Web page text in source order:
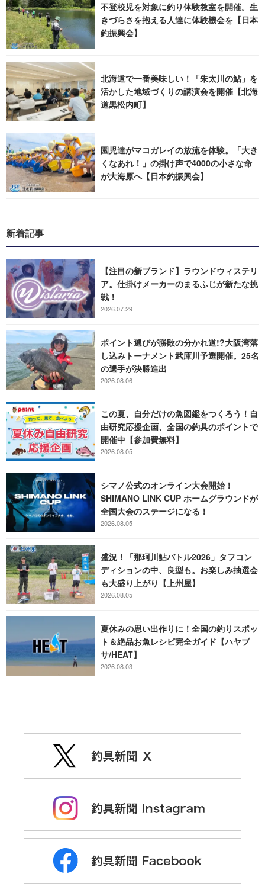
不登校児を対象に釣り体験教室を開催。生
きづらさを抱える人達に体験機会を【日本
釣振興会】
北海道で一番美味しい！「朱太川の鮎」を
活かした地域づくりの講演会を開催【北海
道黒松内町】
園児達がマコガレイの放流を体験。「大き
くなあれ！」の掛け声で4000の小さな命
が大海原へ【日本釣振興会】
新着記事
【注目の新ブランド】ラウンドウィステリ
ア。仕掛けメーカーのまるふじが新たな挑
戦！
2026.07.29
ポイント選びが勝敗の分かれ道!?大阪湾落
し込みトーナメント武庫川予選開催。25名
の選手が決勝進出
2026.08.06
この夏、自分だけの魚図鑑をつくろう！自
由研究応援企画、全国の釣具のポイントで
開催中【参加費無料】
2026.08.05
シマノ公式のオンライン大会開始！
SHIMANO LINK CUP ホームグラウンドが
全国大会のステージになる！
2026.08.05
盛況！「那珂川鮎バトル2026」タフコン
ディションの中、良型も。お楽しみ抽選会
も大盛り上がり【上州屋】
2026.08.05
夏休みの思い出作りに！全国の釣りスポッ
ト＆絶品お魚レシピ完全ガイド【ハヤブ
サ/HEAT】
2026.08.03